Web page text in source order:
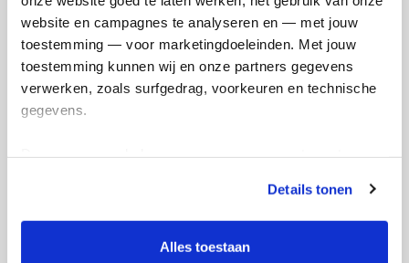
website en campagnes te analyseren en — met jouw
toestemming — voor marketingdoeleinden. Met jouw
toestemming kunnen wij en onze partners gegevens
verwerken, zoals surfgedrag, voorkeuren en technische
gegevens.
tonen. Je kunt je toestemming op elk moment wijzigen of
intrekken via Cookie instellingen onderaan de pagina. De
lijst met cookies is te vinden in het tabblad “details”.
Details tonen
Alles toestaan
Doneer nu
Opgehaald Streefbedrag